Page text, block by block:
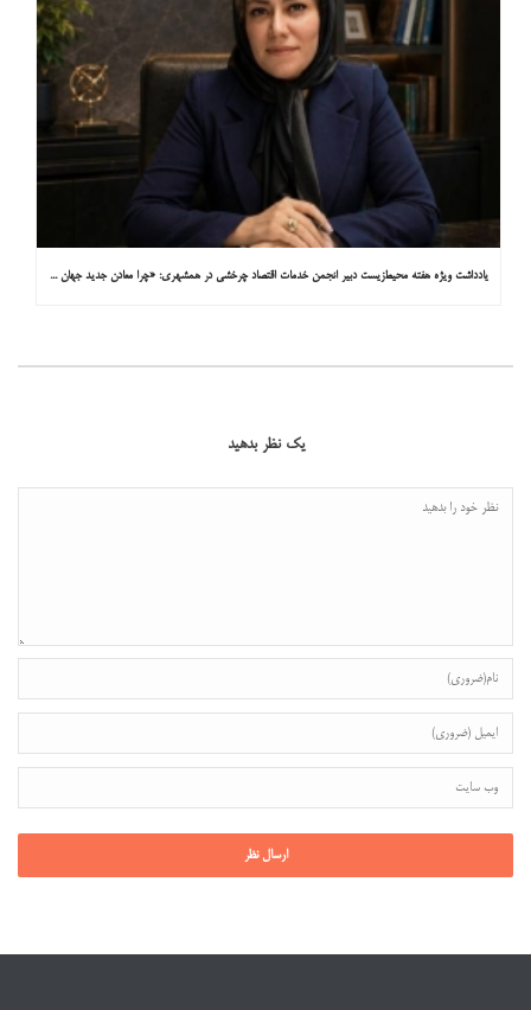
یادداشت ویژه هفته محیط‌زیست دبیر انجمن خدمات اقتصاد چرخشی در همشهری: «چرا معادن جدید جهان زیر زمین نیستند؟»
یک نظر بدهید